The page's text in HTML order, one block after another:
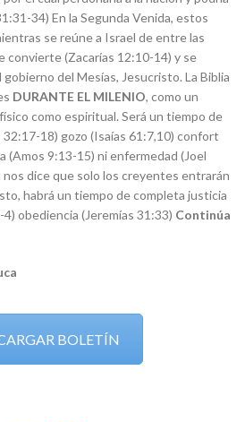
34) En la Segunda Venida, estos
se reúne a Israel de entre las
convierte (Zacarías 12:10-14) y se
del Mesías, Jesucristo. La Biblia
DURANTE EL MILENIO, como un
como espiritual. Será un tiempo de
18) gozo (Isaías 61:7,10) confort
(Amos 9:13-15) ni enfermedad (Joel
nos dice que solo los creyentes entrarán
habrá un tiempo de completa justicia
obediencia (Jeremías 31:33) Continúa
BOLETÍN